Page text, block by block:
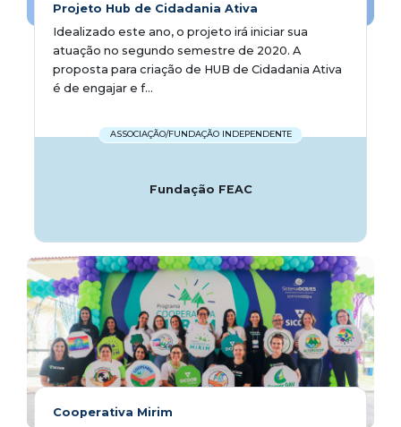
Projeto Hub de Cidadania Ativa
Idealizado este ano, o projeto irá iniciar sua
atuação no segundo semestre de 2020. A
proposta para criação de HUB de Cidadania Ativa
é de engajar e f...
ASSOCIAÇÃO/FUNDAÇÃO INDEPENDENTE
Fundação FEAC
Cooperativa Mirim